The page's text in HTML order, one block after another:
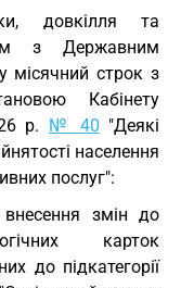
довкілля та
з Державним
місячний строк з
Кабінету
р. № 40 "Деякі
населення
послуг":
змін до
карток
до підкатегорії